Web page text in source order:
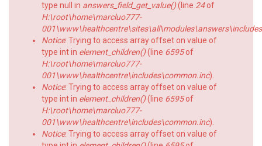
type null in answers_field_get_value()(line 24of
H:\root\home\marcluo777-
Notice: Trying to access array offset on value of
type int in element_children()(line 6595of
H:\root\home\marcluo777-
001\www\healthcentre\includes\common.inc).
Notice: Trying to access array offset on value of
type int in element_children()(line 6595of
H:\root\home\marcluo777-
001\www\healthcentre\includes\common.inc).
Notice: Trying to access array offset on value of